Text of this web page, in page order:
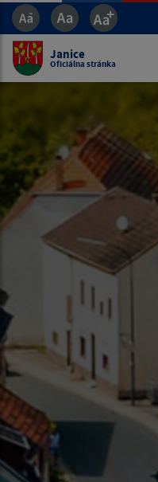
Janice
Oficiálna stránka